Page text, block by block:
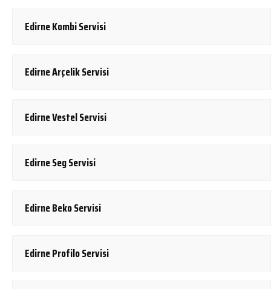
Edirne Kombi Servisi
Edirne Arçelik Servisi
Edirne Vestel Servisi
Edirne Seg Servisi
Edirne Beko Servisi
Edirne Profilo Servisi